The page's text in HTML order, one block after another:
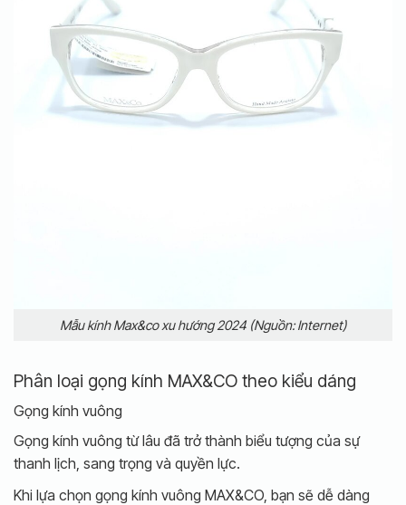
Mẫu kính Max&co xu hướng 2024 (Nguồn: Internet)
Phân loại gọng kính MAX&CO theo kiểu dáng
Gọng kính vuông
Gọng kính vuông từ lâu đã trở thành biểu tượng của sự
thanh lịch, sang trọng và quyền lực.
Khi lựa chọn gọng kính vuông MAX&CO, bạn sẽ dễ dàng